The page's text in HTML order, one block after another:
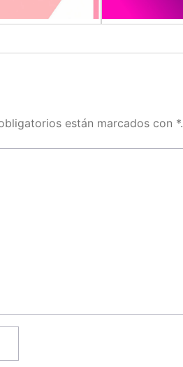
están marcados con *.